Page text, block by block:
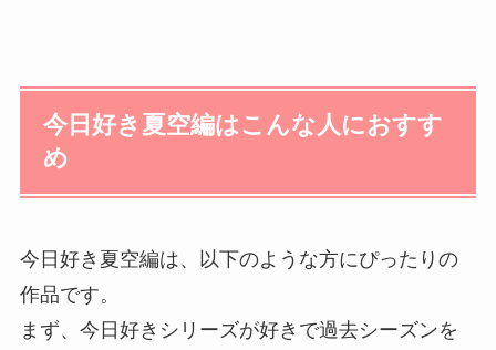
今日好き夏空編はこんな人におすす
め
今日好き夏空編は、以下のような方にぴったりの
作品です。
まず、今日好きシリーズが好きで過去シーズンを